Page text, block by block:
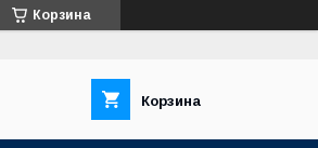
Корзина
Корзина